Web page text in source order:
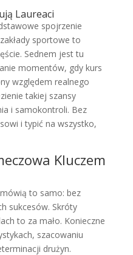
Laureaci
spojrzenie
sportowe to
Sednem jest tu
momentów, gdy kurs
względem realnego
takiej szansy
i samokontroli. Bez
i typić na wszystko,
Kluczem
to samo: bez
sukcesów. Skróty
to za mało. Konieczne
szacowaniu
drużyn.